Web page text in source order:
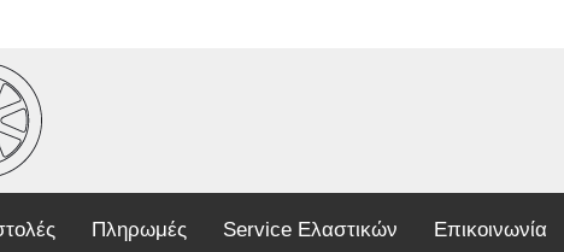
Πληρωμές Service Ελαστικών Επικοινωνία